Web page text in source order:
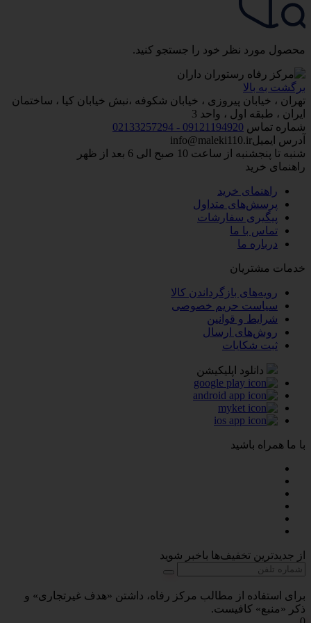
محصول مورد نظر خود را جستجو کنید.
برگشت به بالا
تهران ، خیابان پیروزی ، خیابان شکوفه ،نبش خیابان کیا ، ساختمان
ایران ، طبقه اول ، واحد 3
شماره تماس 09121194920 - 02133257294
آدرس ایمیلinfo@maleki110.ir
شنبه تا پنجشنبه از ساعت 10 صبح الی 6 بعد از ظهر
راهنمای خرید
راهنمای خرید
پرسش‌های متداول
پیگیری سفارشات
تماس با ما
درباره ما
خدمات مشتریان
رویه‌های بازگرداندن کالا
سیاست حریم خصوصی
شرایط و قوانین
روش‌های ارسال
ثبت شکایات
دانلود اپلیکیشن
با ما همراه باشید
از جدیدترین تخفیف‌ها باخبر شوید
برای استفاده از مطالب مرکز رفاه، داشتن «هدف غیرتجاری» و
ذکر «منبع» کافیست.